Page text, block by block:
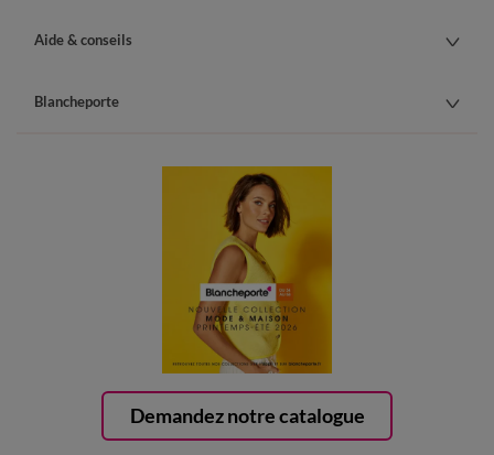
Demandez notre catalogue
Aide & conseils
Blancheporte